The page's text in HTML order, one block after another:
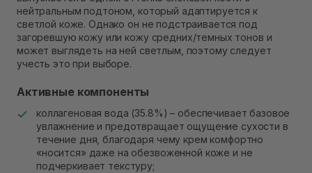
нейтральным подтоном, который адаптируется к
светлой коже. Однако он не подстраивается под
загоревшую кожу или кожу средних/темных тонов и
может выглядеть на ней светлым, поэтому следует
учесть это при выборе.
Активные компоненты
коллагеновая вода (35.8%) – обеспечивает базовое
увлажнение и предотвращает ощущение сухости в
течение дня, благодаря чему крем комфортно
«носится» даже на обезвоженной коже и не
подчеркивает текстуру;